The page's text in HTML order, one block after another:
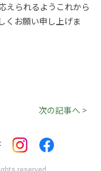
えられるようこれから
くお願い申し上げま
次の記事へ >